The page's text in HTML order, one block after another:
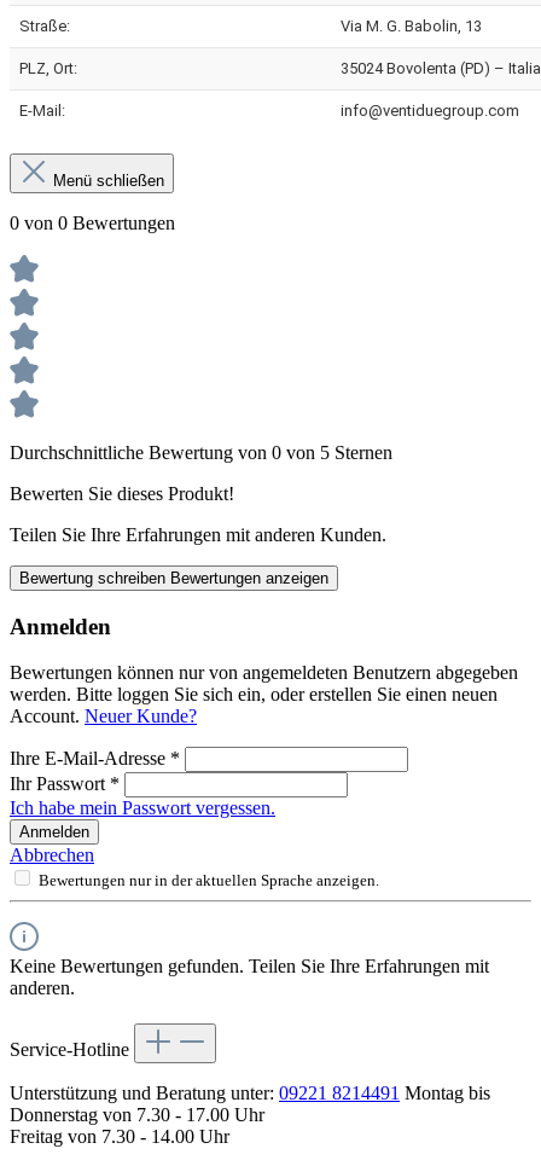
Straße: Via M. G. Babolin, 13
PLZ, Ort: 35024 Bovolenta (PD) – Italia
E-Mail: info@ventiduegroup.com
Menü schließen
0 von 0 Bewertungen
Durchschnittliche Bewertung von 0 von 5 Sternen
Bewerten Sie dieses Produkt!
Teilen Sie Ihre Erfahrungen mit anderen Kunden.
Bewertung schreiben Bewertungen anzeigen
Anmelden
Bewertungen können nur von angemeldeten Benutzern abgegeben
werden. Bitte loggen Sie sich ein, oder erstellen Sie einen neuen
Account. Neuer Kunde?
Ihre E-Mail-Adresse *
Ihr Passwort *
Ich habe mein Passwort vergessen.
Anmelden
Abbrechen
Bewertungen nur in der aktuellen Sprache anzeigen.
Keine Bewertungen gefunden. Teilen Sie Ihre Erfahrungen mit
anderen.
Service-Hotline
Unterstützung und Beratung unter: 09221 8214491 Montag bis
Donnerstag von 7.30 - 17.00 Uhr
Freitag von 7.30 - 14.00 Uhr